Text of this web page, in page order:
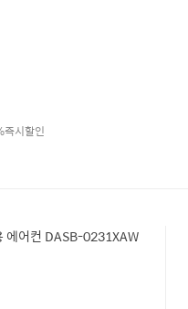
시할인
에어컨 DASB-0231XAW